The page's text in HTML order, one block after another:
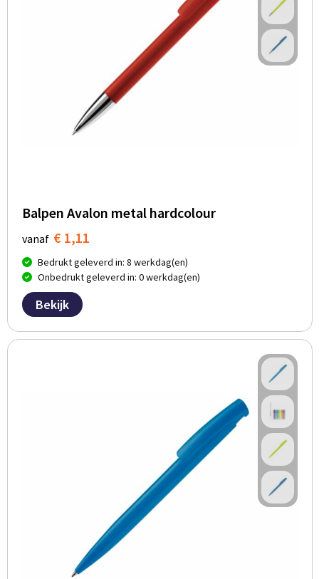
Balpen Avalon metal hardcolour
vanaf € 1,11
Bedrukt geleverd in: 8 werkdag(en)
Onbedrukt geleverd in: 0 werkdag(en)
Bekijk